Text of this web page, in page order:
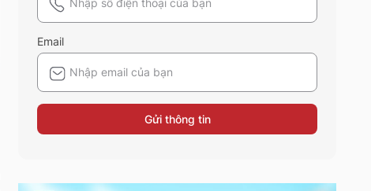
Email
Gửi thông tin